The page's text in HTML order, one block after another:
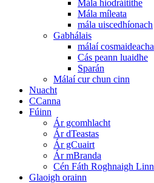
Mála hiodráitithe
Mála míleata
mála uiscedhíonach
Gabhálais
málaí cosmaideacha
Cás peann luaidhe
Sparán
Málaí cur chun cinn
Nuacht
CCanna
Fúinn
Ár gcomhlacht
Ár dTeastas
Ár gCuairt
Ár mBranda
Cén Fáth Roghnaigh Linn
Glaoigh orainn